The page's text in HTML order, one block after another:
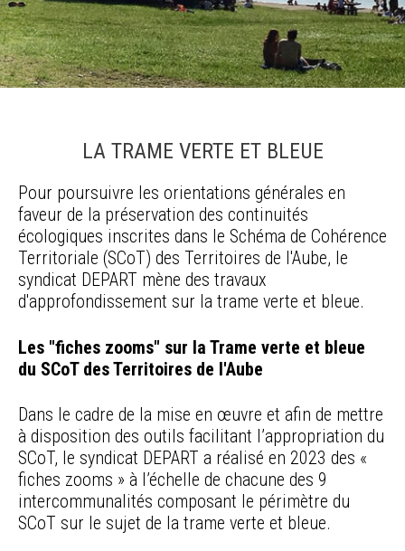
LA TRAME VERTE ET BLEUE
Pour poursuivre les orientations générales en
faveur de la préservation des continuités
écologiques inscrites dans le Schéma de Cohérence
Territoriale (SCoT) des Territoires de l'Aube, le
syndicat DEPART mène des travaux
d'approfondissement sur la trame verte et bleue.
Les "fiches zooms" sur la Trame verte et bleue
du SCoT des Territoires de l'Aube
Dans le cadre de la mise en œuvre et afin de mettre
à disposition des outils facilitant l’appropriation du
SCoT, le syndicat DEPART a réalisé en 2023 des «
fiches zooms » à l’échelle de chacune des 9
intercommunalités composant le périmètre du
SCoT sur le sujet de la trame verte et bleue.